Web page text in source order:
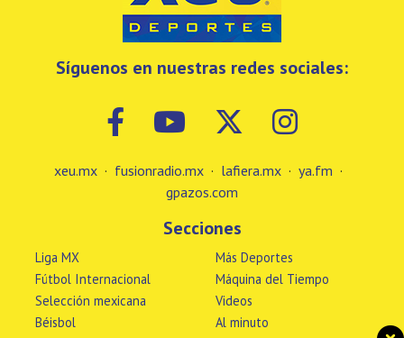
Síguenos en nuestras redes sociales:
xeu.mx · fusionradio.mx · lafiera.mx · ya.fm ·
gpazos.com
Secciones
Liga MX
Fútbol Internacional
Selección mexicana
Béisbol
Más Deportes
Máquina del Tiempo
Videos
Al minuto